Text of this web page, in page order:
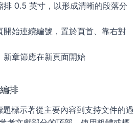
排 0.5 英寸，以形成清晰的段落分
開始連續編號，置於頁首、靠右對
新章節應在新頁面開始
排
標示著從主要內容到支持文件的過